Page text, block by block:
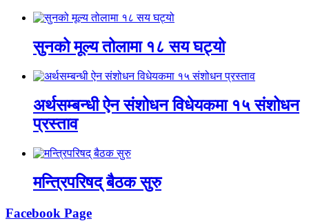
सुनको मूल्य तोलामा १८ सय घट्यो
अर्थसम्बन्धी ऐन संशोधन विधेयकमा १५ संशोधन
प्रस्ताव
मन्त्रिपरिषद् बैठक सुरु
Facebook Page